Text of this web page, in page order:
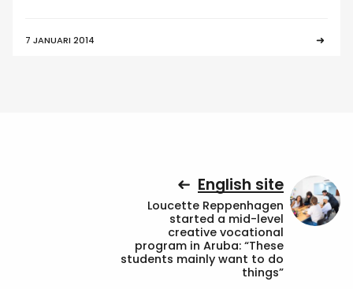
7 JANUARI 2014
English site
Loucette Reppenhagen
started a mid-level
creative vocational
program in Aruba: “These
students mainly want to do
things”